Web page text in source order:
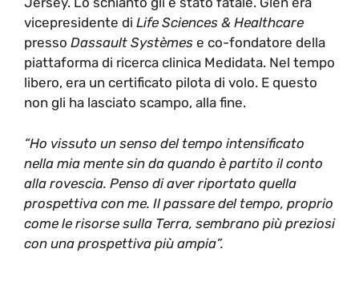
vicepresidente di Life Sciences & Healthcare
presso Dassault Systèmes e co-fondatore della
piattaforma di ricerca clinica Medidata. Nel tempo
libero, era un certificato pilota di volo. E questo
non gli ha lasciato scampo, alla fine.
“Ho vissuto un senso del tempo intensificato
nella mia mente sin da quando è partito il conto
alla rovescia. Penso di aver riportato quella
prospettiva con me. Il passare del tempo, proprio
come le risorse sulla Terra, sembrano più preziosi
con una prospettiva più ampia”.